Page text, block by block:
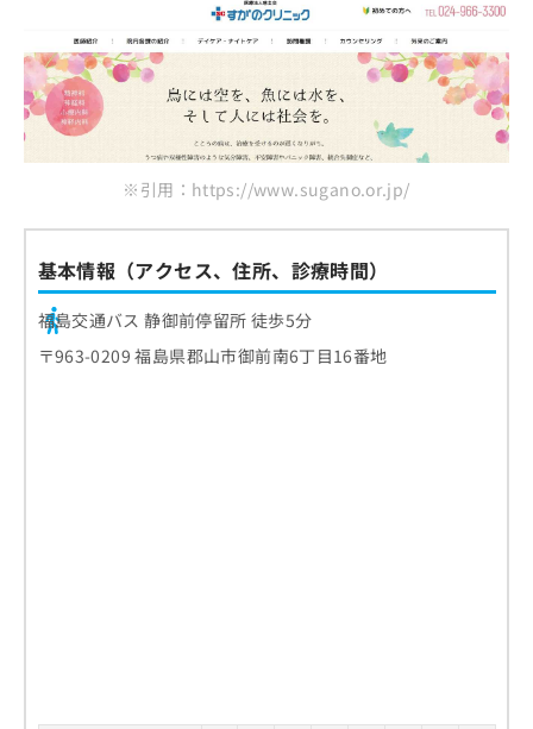
※引用：https://www.sugano.or.jp/
基本情報（アクセス、住所、診療時間）
福島交通バス 静御前停留所 徒歩5分
〒963-0209 福島県郡山市御前南6丁目16番地